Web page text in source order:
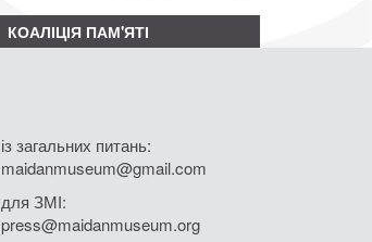
КОАЛІЦІЯ ПАМ'ЯТІ
із загальних питань:
maidanmuseum@gmail.com
для ЗМІ:
press@maidanmuseum.org